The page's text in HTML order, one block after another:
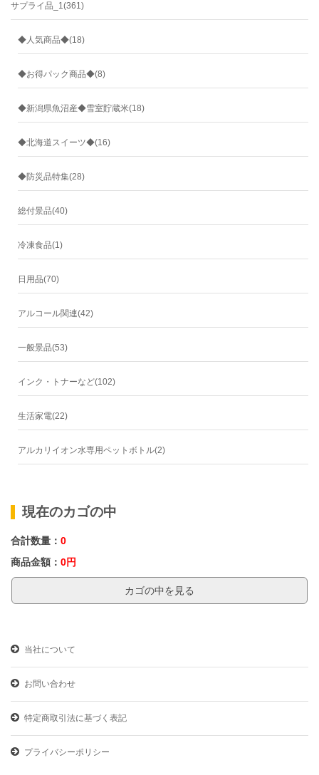
サプライ品_1(361)
◆人気商品◆(18)
◆お得パック商品◆(8)
◆新潟県魚沼産◆雪室貯蔵米(18)
◆北海道スイーツ◆(16)
◆防災品特集(28)
総付景品(40)
冷凍食品(1)
日用品(70)
アルコール関連(42)
一般景品(53)
インク・トナーなど(102)
生活家電(22)
アルカリイオン水専用ペットボトル(2)
現在のカゴの中
合計数量： 0
商品金額： 0円
カゴの中を見る
当社について
お問い合わせ
特定商取引法に基づく表記
プライバシーポリシー